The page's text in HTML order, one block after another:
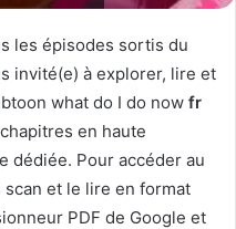
les épisodes sortis du
invité(e) à explorer, lire et
what do I do now fr
en haute
dédiée. Pour accéder au
et le lire en format
PDF de Google et